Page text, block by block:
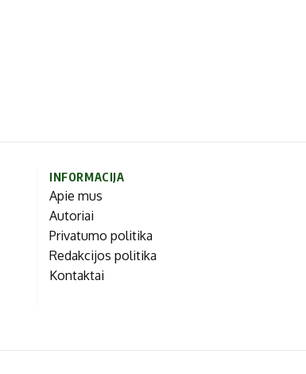
INFORMACIJA
Apie mus
Autoriai
Privatumo politika
Redakcijos politika
Kontaktai